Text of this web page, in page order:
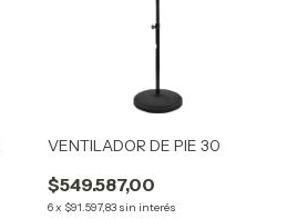
VENTILADOR DE PIE 30
$549.587,00
6x $91.597,83 sin interés